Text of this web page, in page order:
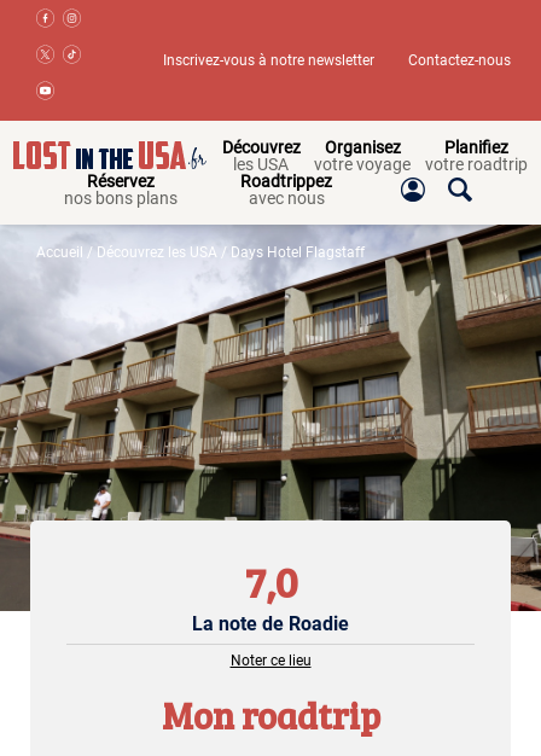
Inscrivez-vous à notre newsletter Contactez-nous
Découvrez
les USA
Organisez
votre voyage
Planifiez
votre roadtrip
Réservez
nos bons plans
Roadtrippez
avec nous
Accueil / Découvrez les USA / Days Hotel Flagstaff
7,0
La note de Roadie
Noter ce lieu
Mon roadtrip